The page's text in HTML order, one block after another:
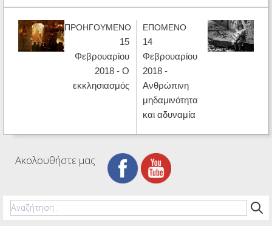
ΠΡΟΗΓΟΥΜΕΝΟ
15
Φεβρουαρίου
2018 - Ο
εκκλησιασμός
ΕΠΟΜΕΝΟ
14
Φεβρουαρίου
2018 -
Ανθρώπινη
μηδαμινότητα
και αδυναμία
Ακολουθήστε μας